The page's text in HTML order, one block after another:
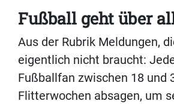
Fußball geht über
Aus der Rubrik Meldungen,
eigentlich nicht braucht:
Fußballfan zwischen 18 und
Flitterwochen absagen, um